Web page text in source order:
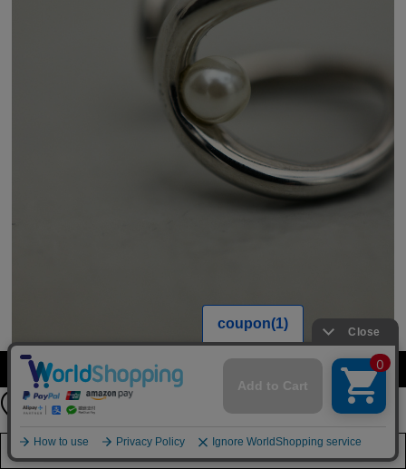
カラーを選択する（フリーサイズ）
店舗在庫を見る
【期間限定】
新規会員登録キャンペーン開催！
8月31日（月）23：59まで
詳しくは
こちら